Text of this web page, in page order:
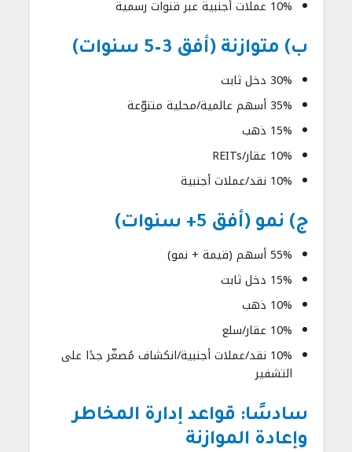
10% عملات أجنبية عبر قنوات رسمية
ب) متوازنة (أفق 3–5 سنوات)
30% دخل ثابت
35% أسهم عالمية/محلية متنوّعة
15% ذهب
10% عقار/REITs
10% نقد/عملات أجنبية
ج) نمو (أفق 5+ سنوات)
55% أسهم (قيمة + نمو)
15% دخل ثابت
10% ذهب
10% عقار/سلع
10% نقد/عملات أجنبية/انكشاف مُصغّر جدًا على
التشفير
سادسًا: قواعد إدارة المخاطر
وإعادة الموازنة